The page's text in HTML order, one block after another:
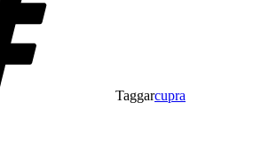
Taggarcupra